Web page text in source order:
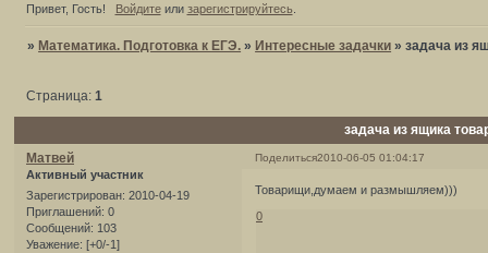
Привет, Гость! Войдитеили зарегистрируйтесь.
»Математика. Подготовка к ЕГЭ. »Интересные задачки »задача из
задача из ящика
Страница: 1
Поделиться2010-06-05 01:04:17
Матвей
Активный участник
Зарегистрирован: 2010-04-19
Приглашений: 0
Сообщений: 103
Уважение: [+0/-1]
Товарищи,думаем и размышляем)))
0